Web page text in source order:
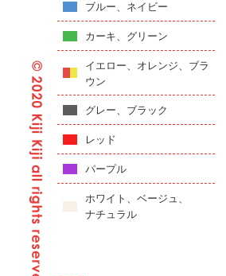
ブルー、ネイビー
カーキ、グリーン
イエロー、オレンジ、ブラ
ウン
グレー、ブラック
レッド
パープル
ホワイト、ベージュ、
ナチュラル